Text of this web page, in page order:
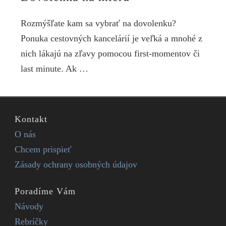
Rozmýšľate kam sa vybrať na dovolenku?
Ponuka cestovných kancelárií je veľká a mnohé z
nich lákajú na zľavy pomocou first-momentov či
last minute. Ak …
Kontakt
O nás
Chcem prispieť
Zásady ochrany osobných údajov
Poradíme Vám
Návody
Rebríčky